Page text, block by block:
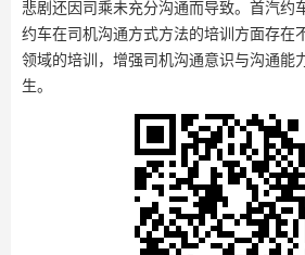
悲剧还因司乘未充分沟通而导致。首汽约
约车在司机沟通方式方法的培训方面存在
领域的培训，增强司机沟通意识与沟通能
生。